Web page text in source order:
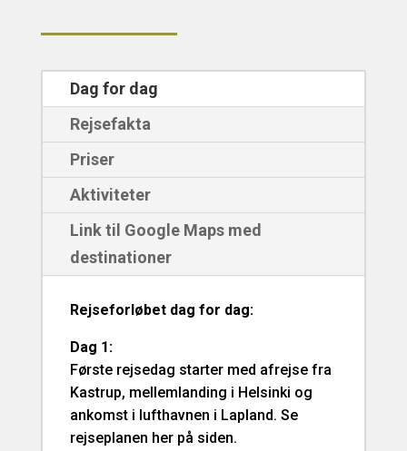
Dag for dag
Rejsefakta
Priser
Aktiviteter
Link til Google Maps med
destinationer
Rejseforløbet dag for dag:
Dag 1:
Første rejsedag starter med afrejse fra
Kastrup, mellemlanding i Helsinki og
ankomst i lufthavnen i Lapland. Se
rejseplanen her på siden.